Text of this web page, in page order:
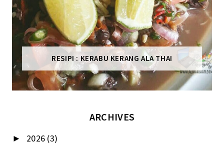
RESIPI : KERABU KERANG ALA THAI
ARCHIVES
► 2026 (3)